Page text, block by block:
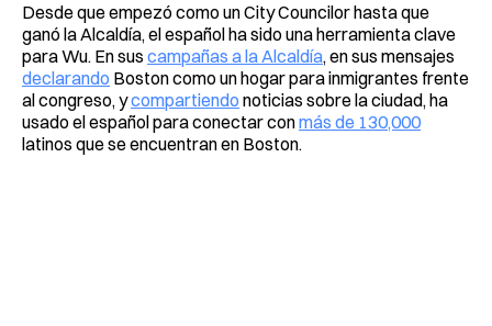
Desde que empezó como un City Councilor hasta que
ganó la Alcaldía, el español ha sido una herramienta clave
para Wu. En sus campañas a la Alcaldía, en sus mensajes
declarando Boston como un hogar para inmigrantes frente
al congreso, ycompartiendo noticias sobre la ciudad, ha
usado el español para conectar conmás de 130,000
latinos que se encuentran en Boston.